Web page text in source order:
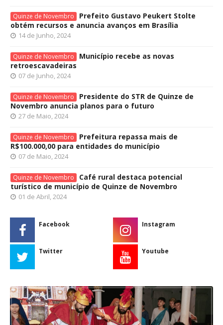
Quinze de Novembro
Prefeito Gustavo Peukert Stolte
obtém recursos e anuncia avanços em Brasília
14 de Junho, 2024
Quinze de Novembro
Município recebe as novas
retroescavadeiras
07 de Junho, 2024
Quinze de Novembro
Presidente do STR de Quinze de
Novembro anuncia planos para o futuro
27 de Maio, 2024
Quinze de Novembro
Prefeitura repassa mais de
R$100.000,00 para entidades do município
07 de Maio, 2024
Quinze de Novembro
Café rural destaca potencial
turístico de município de Quinze de Novembro
01 de Abril, 2024
Facebook Instagram
Twitter Youtube